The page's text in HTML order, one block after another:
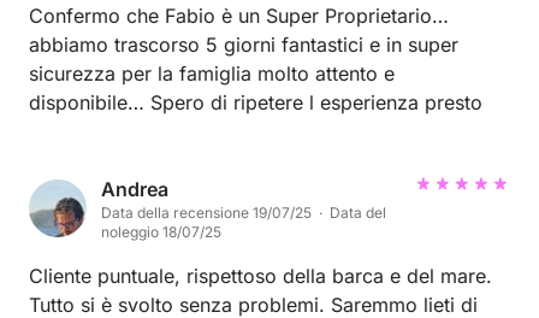
Confermo che Fabio è un Super Proprietario…
abbiamo trascorso 5 giorni fantastici e in super
sicurezza per la famiglia molto attento e
disponibile… Spero di ripetere l esperienza presto
Andrea
Data della recensione 19/07/25 · Data del
noleggio 18/07/25
Cliente puntuale, rispettoso della barca e del mare.
Tutto si è svolto senza problemi. Saremmo lieti di